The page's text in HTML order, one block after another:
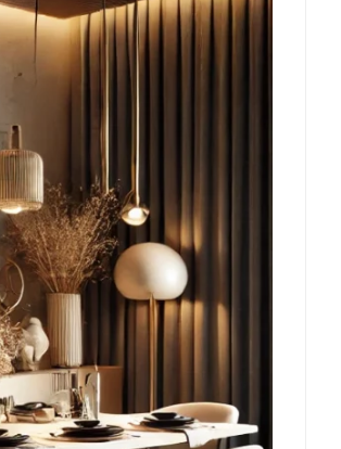
Çok Amaçlı Mobilyalar: Hem Masa
Hem Raf Olan Akıllı Çözümler
2026-01-15 19:49:18